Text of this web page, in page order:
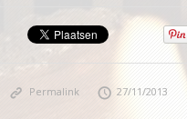
Permalink 27/11/2013